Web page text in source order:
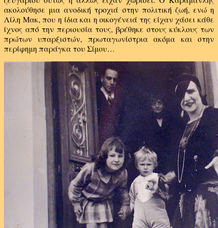
ακολούθησε μια ανοδική τροχιά στην πολιτική ζωή, ενώ η
Λίλη Μακ, που η ίδια και η οικογένειά της είχαν χάσει κάθε
ίχνος από την περιουσία τους, βρέθηκε στους κύκλους των
πρώτων υπαρξιστών, πρωταγωνίστρια ακόμα και στην
περίφημη παράγκα του Σίμου…